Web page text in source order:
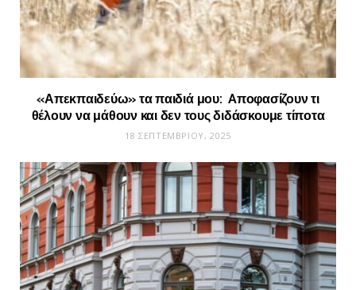
«Απεκπαιδεύω» τα παιδιά μου: Aποφασίζουν τι
θέλουν να μάθουν και δεν τους διδάσκουμε τίποτα
18 ΣΕΠΤΕΜΒΡΊΟΥ, 2025